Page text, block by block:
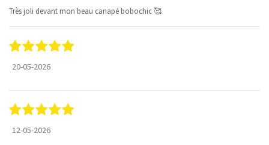
Très joli devant mon beau canapé bobochic 🥰
20-05-2026
12-05-2026